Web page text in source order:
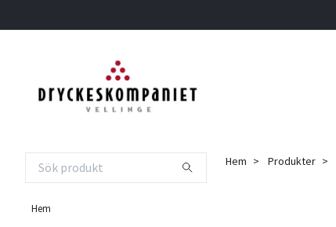
Hem
Hem Produkter